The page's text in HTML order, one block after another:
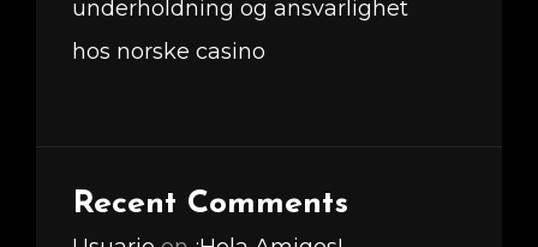
underholdning og ansvarlighet
hos norske casino
Recent Comments